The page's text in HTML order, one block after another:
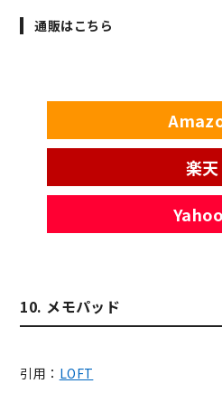
通販はこちら
楽天
10. メモパッド
引用： LOFT